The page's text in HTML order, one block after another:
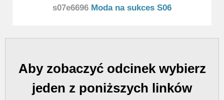
s07e6696 Moda na sukces S06
Aby zobaczyć odcinek wybierz
jeden z poniższych linków